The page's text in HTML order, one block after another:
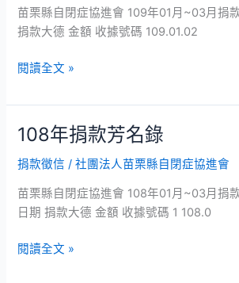
苗栗縣自閉症協進會 109年01月~03月捐
捐款大德 金額 收據號碼 109.01.02
款
芳
錄
閱讀全文 »
108年捐款芳名錄
捐款徵信 /社團法人苗栗縣自閉症協進會
苗栗縣自閉症協進會 108年01月~03月捐
日期 捐款大德 金額 收據號碼 1 108.0
108
捐
款
芳
錄
閱讀全文 »